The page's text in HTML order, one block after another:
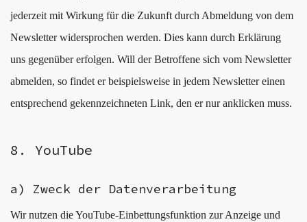
jederzeit mit Wirkung für die Zukunft durch Abmeldung von dem
Newsletter widersprochen werden. Dies kann durch Erklärung
uns gegenüber erfolgen. Will der Betroffene sich vom Newsletter
abmelden, so findet er beispielsweise in jedem Newsletter einen
entsprechend gekennzeichneten Link, den er nur anklicken muss.
8. YouTube
a) Zweck der Datenverarbeitung
Wir nutzen die YouTube-Einbettungsfunktion zur Anzeige und